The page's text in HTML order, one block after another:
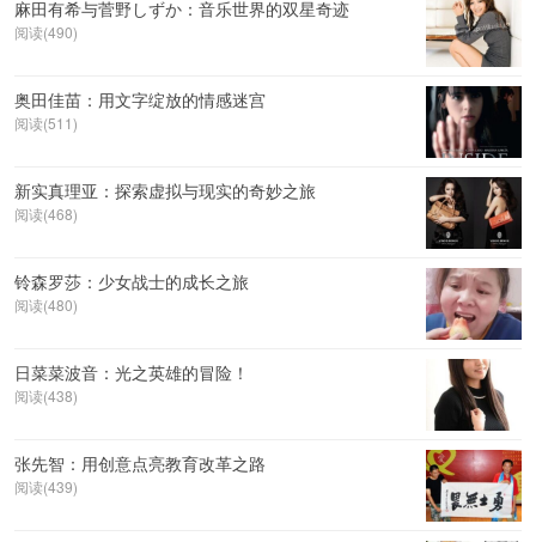
麻田有希与菅野しずか：音乐世界的双星奇迹
阅读(490)
奥田佳苗：用文字绽放的情感迷宫
阅读(511)
新实真理亚：探索虚拟与现实的奇妙之旅
阅读(468)
铃森罗莎：少女战士的成长之旅
阅读(480)
日菜菜波音：光之英雄的冒险！
阅读(438)
张先智：用创意点亮教育改革之路
阅读(439)